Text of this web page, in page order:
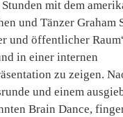
mit dem
und Tänzer Graham
und öffentlicher
in einer internen
zu zeigen.
und einem
Brain Dance,